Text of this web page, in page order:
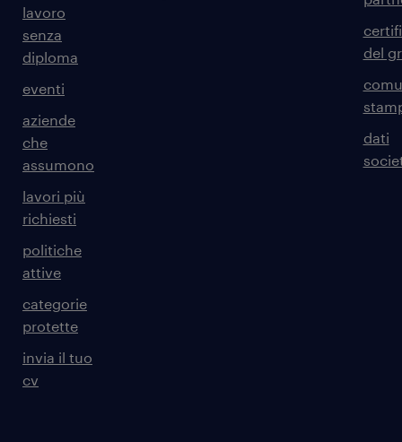
lavoro
senza
diploma
eventi
aziende
che
assumono
lavori più
richiesti
politiche
attive
categorie
protette
invia il tuo
cv
del
dati